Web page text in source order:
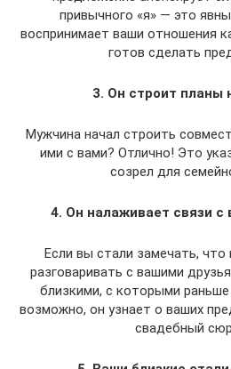
привычного «я» — это
воспринимает ваши отношения
готов сделать
3. Он строит планы
Мужчина начал строить
ими с вами? Отлично! Это
созрел для
4. Он налаживает связи с
Если вы стали замечать,
разговаривать с вашими
близкими, с которыми
возможно, он узнает о ваших
свадебный